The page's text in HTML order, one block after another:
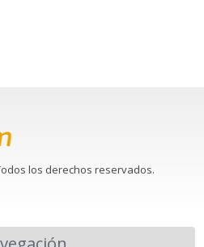
los derechos reservados.